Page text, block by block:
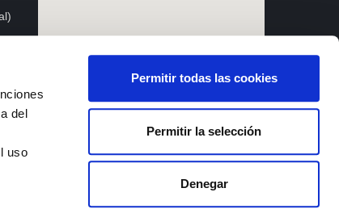
del
uso
Permitir todas las cookies
Permitir la selección
Denegar
policy Cookies policy Legal notice